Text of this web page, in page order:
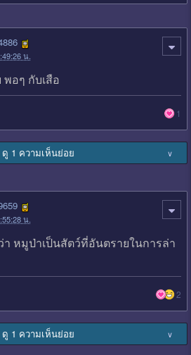
น.
อๆ กับเสือ
1
ดู 1 ความเห็นย่อย ∨
น.
า หมูป่าเป็นสัตว์ที่อันตรายในการล่า
2
ดู 1 ความเห็นย่อย ∨